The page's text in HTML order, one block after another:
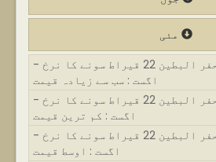
حفر البطین 22 قیراط سونے کا نرخ -
اگست : سب سے زیادہ قیمت
حفر البطین 22 قیراط سونے کا نرخ -
اگست : کم ترین قیمت
حفر البطین 22 قیراط سونے کا نرخ -
اگست : اوسط قیمت